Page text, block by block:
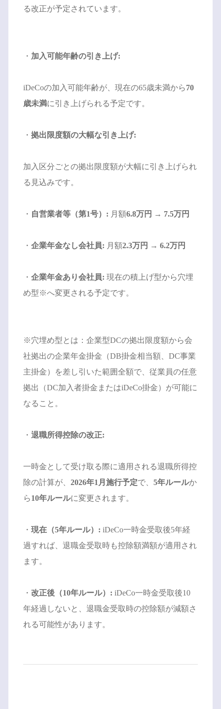
る改正が予定されています。
・ 加入可能年齢の引き上げ:
iDeCoの加入可能年齢が、現在の65歳未満から70
歳未満に引き上げられる予定です。
・ 拠出限度額の大幅な引き上げ:
加入区分ごとの拠出限度額が大幅に引き上げられ
る見込みです。
・ 自営業者等（第1号）: 月額6.8万円 → 7.5万円
・ 企業年金なし会社員: 月額2.3万円 → 6.2万円
・ 企業年金あり会社員: 現在の積上げ型から穴埋
め型※へ変更される予定です。
※穴埋め型とは：企業型DCの拠出限度額から会
社拠出の企業年金掛金（DB掛金相当額、DC事業
主掛金）を差し引いた範囲全額で、従業員の任意
拠出（DC加入者掛金またはiDeCo掛金）が可能に
なること。
・ 退職所得控除の改正:
一時金として受け取る際に適用される退職所得控
除の計算が、 2026年1月施行予定で、 5年ルールか
ら10年ルールに変更されます。
・ 現在（5年ルール）: iDeCo一時金受取後5年経
過すれば、退職金受取時も控除額満額が適用され
ます。
・ 改正後（10年ルール）: iDeCo一時金受取後10
年経過しないと、退職金受取時の控除額が減額さ
れる可能性があります。